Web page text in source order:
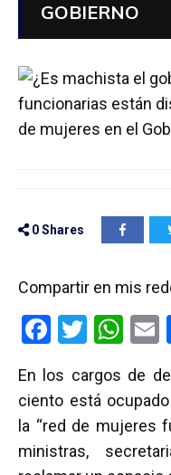
GOBIERNO
0Shares
Compartir en mis
F
ce
b
o
T
tt
er
W
at
s
A
En los cargos de
ciento está
la “red de mujeres
ministras,